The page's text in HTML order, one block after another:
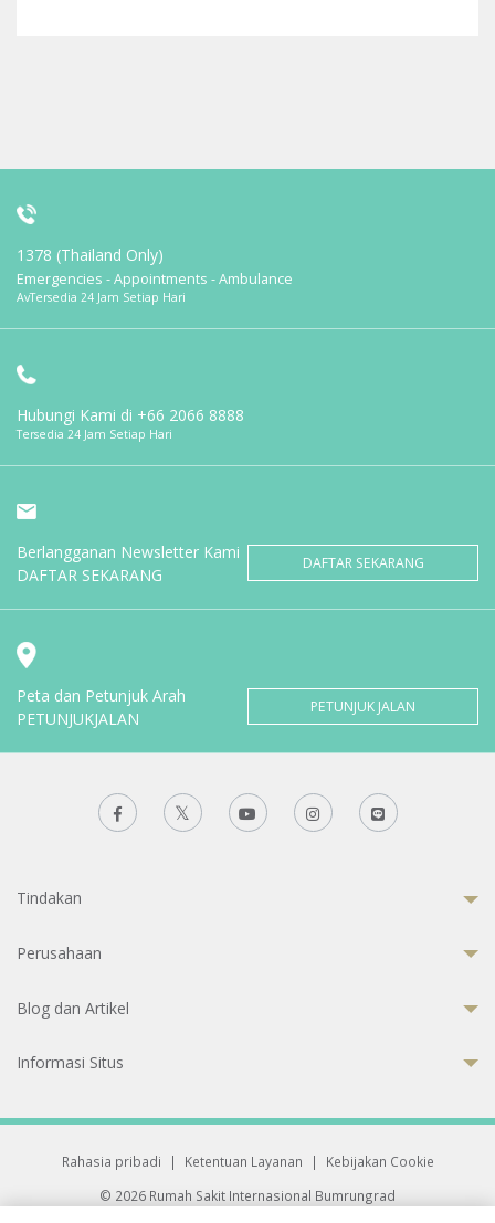
1378 (Thailand Only)
Emergencies - Appointments - Ambulance
AvTersedia 24 Jam Setiap Hari
Hubungi Kami di +66 2066 8888
Tersedia 24 Jam Setiap Hari
Berlangganan Newsletter Kami
DAFTAR SEKARANG
DAFTAR SEKARANG
Peta dan Petunjuk Arah
PETUNJUKJALAN
PETUNJUK JALAN
Tindakan
Perusahaan
Blog dan Artikel
Informasi Situs
Rahasia pribadi | Ketentuan Layanan |
Kebijakan Cookie
© 2026 Rumah Sakit Internasional Bumrungrad